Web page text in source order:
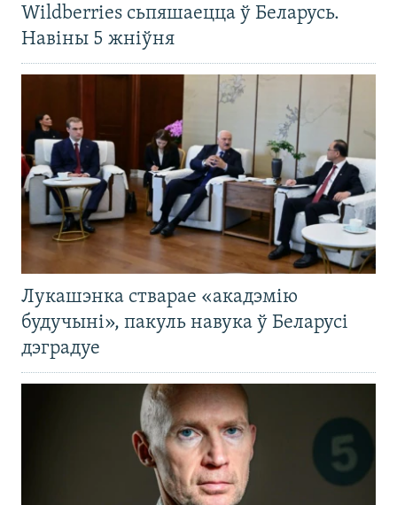
Wildberries сьпяшаецца ў Беларусь.
Навіны 5 жніўня
Лукашэнка стварае «акадэмію
будучыні», пакуль навука ў Беларусі
дэградуе